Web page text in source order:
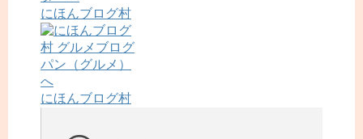
にほんブログ村
にほんブログ村